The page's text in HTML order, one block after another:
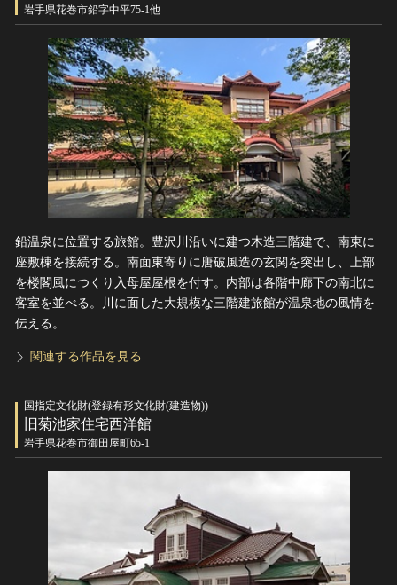
岩手県花巻市鉛字中平75-1他
鉛温泉に位置する旅館。豊沢川沿いに建つ木造三階建で、南東に
座敷棟を接続する。南面東寄りに唐破風造の玄関を突出し、上部
を楼閣風につくり入母屋屋根を付す。内部は各階中廊下の南北に
客室を並べる。川に面した大規模な三階建旅館が温泉地の風情を
伝える。
関連する作品を見る
国指定文化財(登録有形文化財(建造物))
旧菊池家住宅西洋館
岩手県花巻市御田屋町65-1